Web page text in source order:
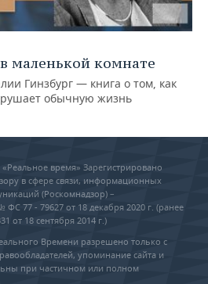
маленькой комнате
Гинзбург — книга о том, как
обычную жизнь
время» Зарегистрировано
в сфере связи, информационных
(Роскомнадзор) –
77 - 79627 от 18 декабря 2020 г. (ранее
от 18 сентября 2014 г.)
Времени разрешено только с
упоминание сайта и
при частичном или полном